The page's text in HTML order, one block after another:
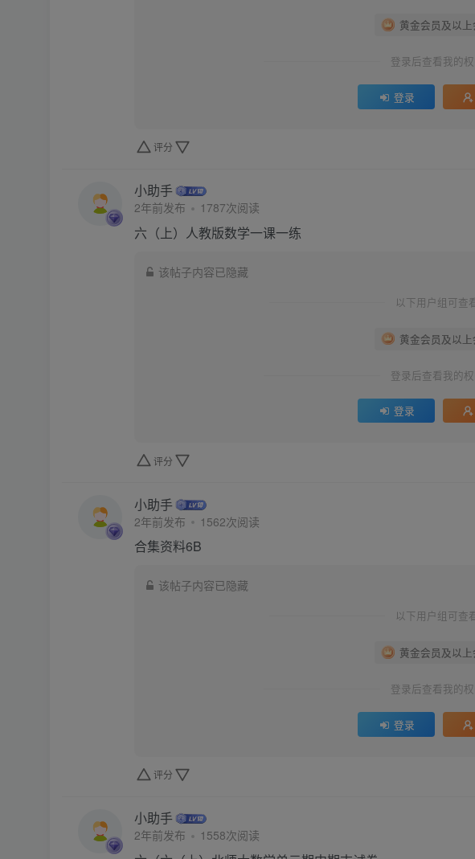
黄金会员及以上
登录后查看我的
登录
评分
小助手
2年前发布 1787次阅读
六（上）人教版数学一课一练
该帖子内容已隐藏
以下用户组可查
黄金会员及以上
登录后查看我的
登录
评分
小助手
2年前发布 1562次阅读
合集资料6B
该帖子内容已隐藏
以下用户组可查
黄金会员及以上
登录后查看我的
登录
评分
小助手
2年前发布 1558次阅读